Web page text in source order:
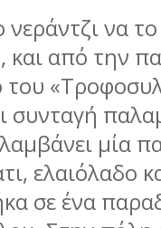
να
και από την
του
συνταγή
μία
ελαιόλαδο
σε ένα